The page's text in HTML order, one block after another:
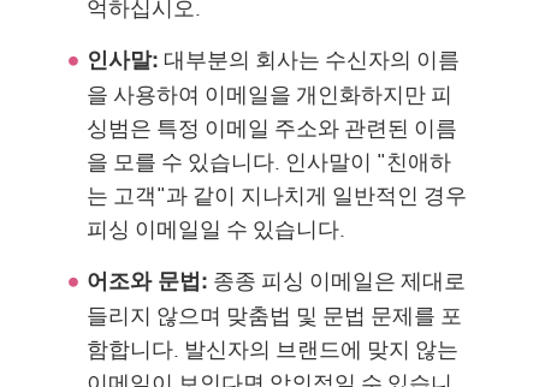
억하십시오.
인사말: 대부분의 회사는 수신자의 이름
을 사용하여 이메일을 개인화하지만 피
싱범은 특정 이메일 주소와 관련된 이름
을 모를 수 있습니다. 인사말이 "친애하
는 고객"과 같이 지나치게 일반적인 경우
피싱 이메일일 수 있습니다.
어조와 문법: 종종 피싱 이메일은 제대로
들리지 않으며 맞춤법 및 문법 문제를 포
함합니다. 발신자의 브랜드에 맞지 않는